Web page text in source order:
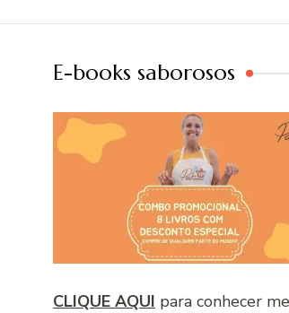
E-books saborosos
CLIQUE AQUI para conhecer